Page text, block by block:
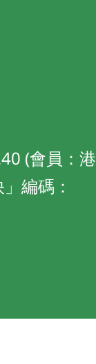
(會員：港
編碼：